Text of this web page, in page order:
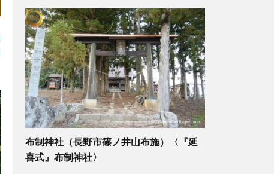
布制神社（長野市篠ノ井山布施）〈『延
喜式』布制神社〉